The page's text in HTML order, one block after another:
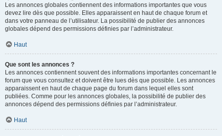
Les annonces globales contiennent des informations importantes que vous
devez lire dès que possible. Elles apparaissent en haut de chaque forum et
dans votre panneau de l’utilisateur. La possibilité de publier des annonces
globales dépend des permissions définies par l’administrateur.
Haut
Que sont les annonces ?
Les annonces contiennent souvent des informations importantes concernant le
forum que vous consultez et doivent être lues dès que possible. Les annonces
apparaissent en haut de chaque page du forum dans lequel elles sont
publiées. Comme pour les annonces globales, la possibilité de publier des
annonces dépend des permissions définies par l’administrateur.
Haut